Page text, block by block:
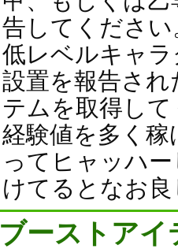
告してください
低レベルキャ
設置を報告さ
テムを取得し
経験値を多く
ってヒャッハ
けてるとなお
ブーストアイ